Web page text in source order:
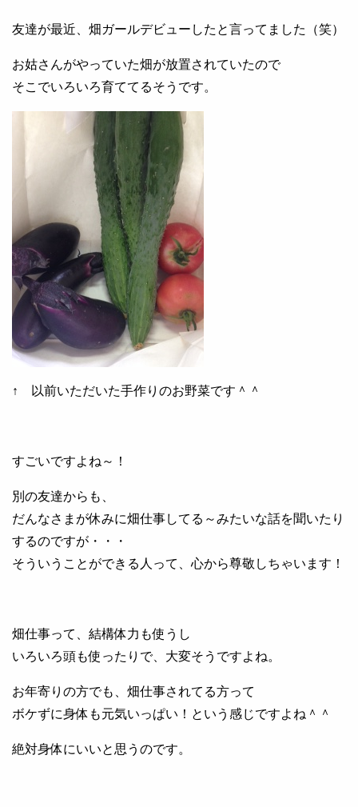
友達が最近、畑ガールデビューしたと言ってました（笑）
お姑さんがやっていた畑が放置されていたので
そこでいろいろ育ててるそうです。
↑ 以前いただいた手作りのお野菜です＾＾
すごいですよね～！
別の友達からも、
だんなさまが休みに畑仕事してる～みたいな話を聞いたり
するのですが・・・
そういうことができる人って、心から尊敬しちゃいます！
畑仕事って、結構体力も使うし
いろいろ頭も使ったりで、大変そうですよね。
お年寄りの方でも、畑仕事されてる方って
ボケずに身体も元気いっぱい！という感じですよね＾＾
絶対身体にいいと思うのです。